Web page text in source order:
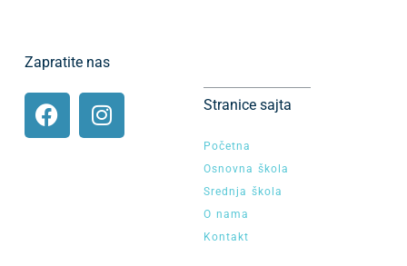
Stranice sajta
Početna
Osnovna škola
Srednja škola
O nama
Kontakt
Zapratite nas